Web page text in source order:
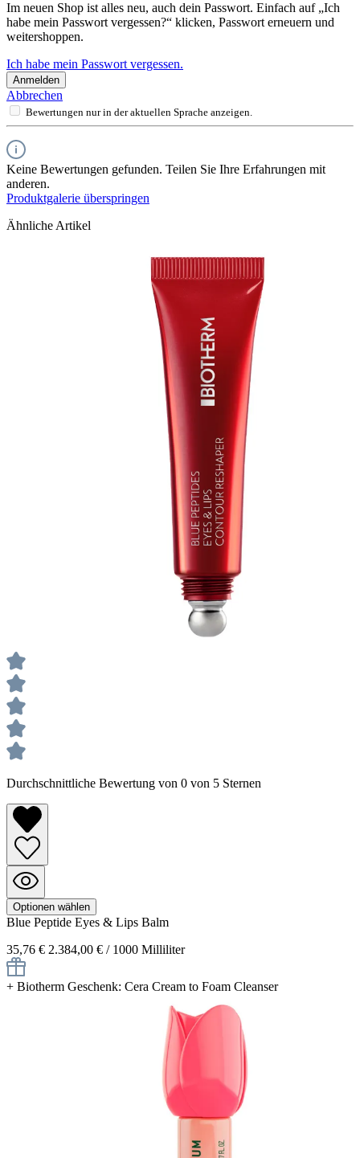
Im neuen Shop ist alles neu, auch dein Passwort. Einfach auf „Ich
habe mein Passwort vergessen?“ klicken, Passwort erneuern und
weitershoppen.
Ich habe mein Passwort vergessen.
Anmelden
Abbrechen
Bewertungen nur in der aktuellen Sprache anzeigen.
Keine Bewertungen gefunden. Teilen Sie Ihre Erfahrungen mit
anderen.
Produktgalerie überspringen
Ähnliche Artikel
Durchschnittliche Bewertung von 0 von 5 Sternen
Optionen wählen
Blue Peptide Eyes & Lips Balm
35,76 € 2.384,00 € / 1000 Milliliter
+ Biotherm Geschenk: Cera Cream to Foam Cleanser